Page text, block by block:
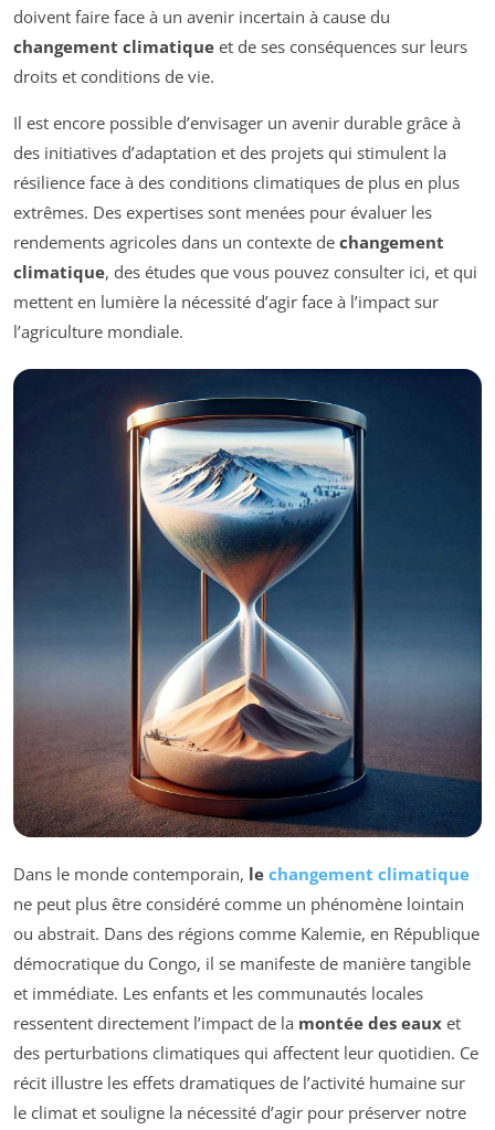
doivent faire face à un avenir incertain à cause du
changement climatique et de ses conséquences sur leurs
droits et conditions de vie.
Il est encore possible d’envisager un avenir durable grâce à
des initiatives d’adaptation et des projets qui stimulent la
résilience face à des conditions climatiques de plus en plus
extrêmes. Des expertises sont menées pour évaluer les
rendements agricoles dans un contexte de changement
climatique, des études que vous pouvez consulter ici, et qui
mettent en lumière la nécessité d’agir face à l’impact sur
l’agriculture mondiale.
Dans le monde contemporain, le changement climatique
ne peut plus être considéré comme un phénomène lointain
ou abstrait. Dans des régions comme Kalemie, en République
démocratique du Congo, il se manifeste de manière tangible
et immédiate. Les enfants et les communautés locales
ressentent directement l’impact de la montée des eaux et
des perturbations climatiques qui affectent leur quotidien. Ce
récit illustre les effets dramatiques de l’activité humaine sur
le climat et souligne la nécessité d’agir pour préserver notre